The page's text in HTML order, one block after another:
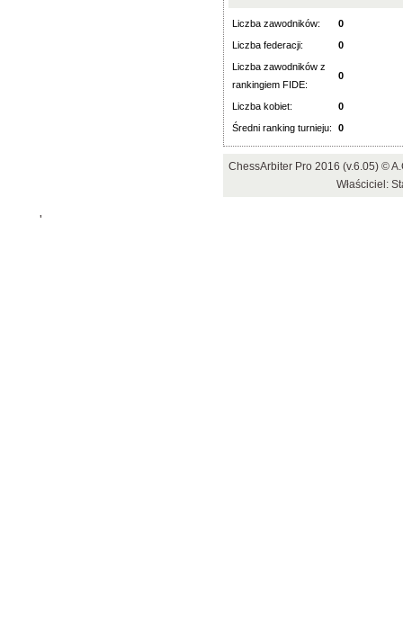
Liczba zawodników:
0
Liczba federacji:
0
Liczba zawodników z
rankingiem FIDE:
0
Liczba kobiet:
0
Średni ranking turnieju:
0
ChessArbiter Pro 2016 (v.6.05) ©
Właściciel:
'